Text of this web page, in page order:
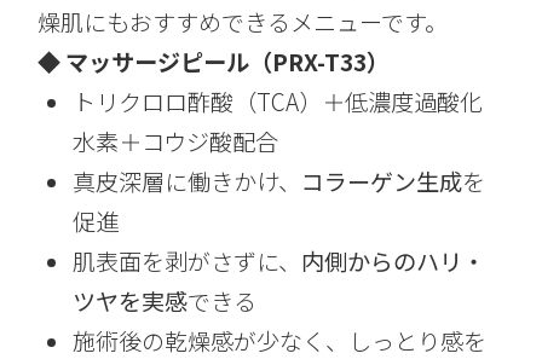
燥肌にもおすすめできるメニューです。
◆ マッサージピール（PRX-T33）
トリクロロ酢酸（TCA）＋低濃度過酸化
水素＋コウジ酸配合
真皮深層に働きかけ、 コラーゲン生成を
促進
肌表面を剥がさずに、 内側からのハリ・
ツヤを実感できる
施術後の乾燥感が少なく、しっとり感を